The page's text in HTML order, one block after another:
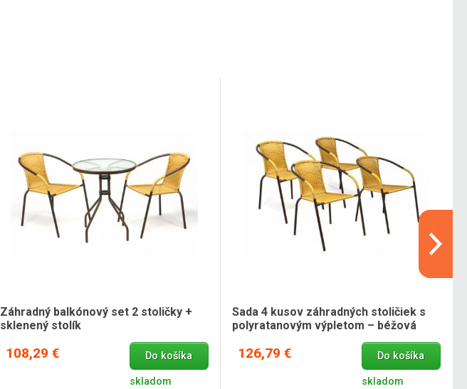
Záhradný balkónový set 2 stoličky +
sklenený stolík
108,29 € Do košíka
skladom
Sada 4 kusov záhradných stoličiek s
polyratanovým výpletom – béžová
126,79 € Do košíka
skladom